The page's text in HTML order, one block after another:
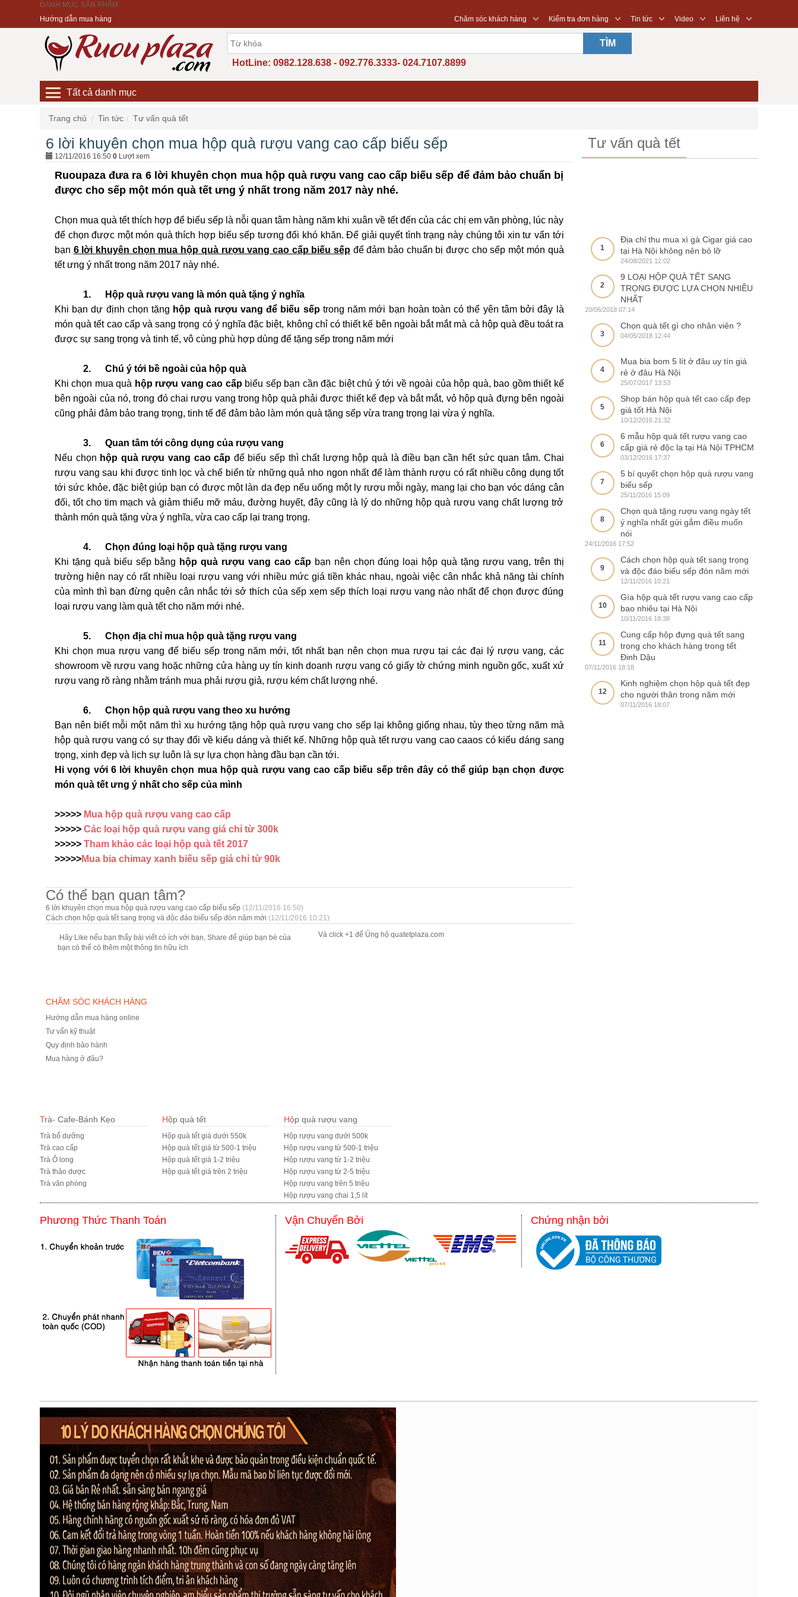
DANH MỤC SẢN PHẨM
Hướng dẫn mua hàng
◇
Chăm sóc khách hàng ◇
Kiểm tra đơn hàng ◇
Tin tức ◇
Video ◇
Liên hệ
TÌM
HotLine: 0982.128.638 - 092.776.3333- 024.7107.8899
Tất cả danh mục
Trang chủ Tin tức Tư vấn quà tết
6 lời khuyên chọn mua hộp quà rượu vang cao cấp biếu sếp
12/11/2016 16:50 0 Lượt xem
Ruoupaza đưa ra 6 lời khuyên chọn mua hộp quà rượu vang cao cấp biếu sếp để đảm bảo chuẩn bị
được cho sếp một món quà tết ưng ý nhất trong năm 2017 này nhé.
Chọn mua quà tết thích hợp để biếu sếp là nỗi quan tâm hàng năm khi xuân về tết đến của các chị em văn phòng, lúc này
để chọn được một món quà thích hợp biếu sếp tương đối khó khăn. Để giải quyết tình trạng này chúng tôi xin tư vấn tới
bạn 6 lời khuyên chọn mua hộp quà rượu vang cao cấp biếu sếpđể đảm bảo chuẩn bị được cho sếp một món quà
tết ưng ý nhất trong năm 2017 này nhé.
1. Hộp quà rượu vang là món quà tặng ý nghĩa
Khi bạn dự định chọn tặng hộp quà rượu vang để biếu sếptrong năm mới bạn hoàn toàn có thể yên tâm bởi đây là
món quà tết cao cấp và sang trọng có ý nghĩa đặc biệt, không chỉ có thiết kế bên ngoài bắt mắt mà cả hộp quà đều toát ra
được sự sang trọng và tinh tế, vô cùng phù hợp dùng để tặng sếp trong năm mới
2. Chú ý tới bề ngoài của hộp quà
Khi chọn mua quà hộp rượu vang cao cấpbiếu sếp bạn cần đặc biệt chú ý tới về ngoài của hộp quà, bao gồm thiết kế
bên ngoài của nó, trong đó chai rượu vang trong hộp quà phải được thiết kế đẹp và bắt mắt, vỏ hộp quà đựng bên ngoài
cũng phải đảm bảo trang trọng, tinh tế để đảm bảo làm món quà tặng sếp vừa trang trọng lại vừa ý nghĩa.
3. Quan tâm tới công dụng của rượu vang
Nếu chọn hộp quà rượu vang cao cấp để biếu sếp thì chất lượng hộp quà là điều bạn cần hết sức quan tâm. Chai
rượu vang sau khi được tinh lọc và chế biến từ những quả nho ngon nhất để làm thành rượu có rất nhiều công dụng tốt
tới sức khỏe, đặc biệt giúp bạn có được một làn da đẹp nếu uống một ly rượu mỗi ngày, mang lại cho bạn vóc dáng cân
đối, tốt cho tim mạch và giảm thiểu mỡ máu, đường huyết, đây cũng là lý do những hộp quà rượu vang chất lượng trở
thành món quà tặng vừa ý nghĩa, vừa cao cấp lại trang trọng.
4. Chọn đúng loại hộp quà tặng rượu vang
Khi tặng quà biếu sếp bằng hộp quà rượu vang cao cấpbạn nên chọn đúng loại hộp quà tặng rượu vang, trên thị
trường hiện nay có rất nhiều loại rượu vang với nhiều mức giá tiền khác nhau, ngoài việc cân nhắc khả năng tài chính
của mình thì bạn đừng quên cân nhắc tới sở thích của sếp xem sếp thích loại rượu vang nào nhất để chọn được đúng
loại rượu vang làm quà tết cho năm mới nhé.
5. Chọn địa chỉ mua hộp quà tặng rượu vang
Khi chọn mua rượu vang để biếu sếp trong năm mới, tốt nhất bạn nên chọn mua rượu tại các đại lý rượu vang, các
showroom về rượu vang hoặc những cửa hàng uy tín kinh doanh rượu vang có giấy tờ chứng minh nguồn gốc, xuất xứ
rượu vang rõ ràng nhằm tránh mua phải rượu giả, rượu kém chất lượng nhé.
6. Chọn hộp quà rượu vang theo xu hướng
Bạn nên biết mỗi một năm thì xu hướng tặng hộp quà rượu vang cho sếp lại không giống nhau, tùy theo từng năm mà
hộp quà rượu vang có sự thay đổi về kiểu dáng và thiết kế. Những hộp quà tết rượu vang cao caaos có kiểu dáng sang
trọng, xinh đẹp và lịch sự luôn là sự lựa chọn hàng đầu bạn cần tới.
Hi vọng với 6 lời khuyên chọn mua hộp quà rượu vang cao cấp biếu sếp trên đây có thể giúp bạn chọn được
món quà tết ưng ý nhất cho sếp của mình
>>>>> Mua hộp quà rượu vang cao cấp
>>>>> Các loại hộp quà rượu vang giá chỉ từ 300k
>>>>> Tham khảo các loại hộp quà tết 2017
>>>>>Mua bia chimay xanh biếu sếp giá chỉ từ 90k
Có thể bạn quan tâm?
6 lời khuyên chọn mua hộp quà rượu vang cao cấp biếu sếp (12/11/2016 16:50)
Cách chọn hộp quà tết sang trọng và độc đáo biếu sếp đón năm mới (12/11/2016 10:21)
Hãy Like nếu bạn thấy bài viết có ích với bạn, Share để giúp bạn bè của
bạn có thể có thêm một thông tin hữu ích
Và click +1 để Ủng hộ quatetplaza.com
Tư vấn quà tết
1
Địa chỉ thu mua xì gà Cigar giá cao
tại Hà Nội không nên bỏ lỡ
24/08/2021 12:02
2
9 LOẠI HỘP QUÀ TẾT SANG
TRỌNG ĐƯỢC LỰA CHỌN NHIỀU
NHẤT
20/06/2018 07:14
3
Chọn quà tết gì cho nhân viên ?
04/05/2018 12:44
4
Mua bia bom 5 lít ở đâu uy tín giá
rẻ ở đâu Hà Nội
25/07/2017 13:53
5
Shop bán hộp quà tết cao cấp đẹp
giá tốt Hà Nội
10/12/2016 21:32
6
6 mẫu hộp quà tết rượu vang cao
cấp giá rẻ độc lạ tại Hà Nội TPHCM
03/12/2016 17:37
7
5 bí quyết chọn hộp quà rượu vang
biếu sếp
25/11/2016 15:09
8
Chọn quà tặng rượu vang ngày tết
ý nghĩa nhất gửi gắm điều muốn
nói
24/11/2016 17:52
9
Cách chọn hộp quà tết sang trọng
và độc đáo biếu sếp đón năm mới
12/11/2016 10:21
10
Gía hộp quà tết rượu vang cao cấp
bao nhiêu tại Hà Nội
10/11/2016 18:38
11
Cung cấp hộp đựng quà tết sang
trọng cho khách hàng trong tết
Đinh Dậu
07/11/2016 18:18
12
Kinh nghiệm chọn hộp quà tết đẹp
cho người thân trong năm mới
07/11/2016 18:07
CHĂM SÓC KHÁCH HÀNG
Hướng dẫn mua hàng online
Tư vấn kỹ thuật
Quy định bảo hành
Mua hàng ở đâu?
Trà- Cafe-Bánh Kẹo
Trà bổ dưỡng
Trà cao cấp
Trà Ô long
Trà thảo dược
Trà văn phòng
Hộp quà tết
Hộp quà tết giá dưới 550k
Hộp quà tết giá từ 500-1 triệu
Hộp quà tết giá 1-2 triệu
Hộp quà tết giá trên 2 triệu
Hộp quà rượu vang
Hộp rượu vang dưới 500k
Hộp rượu vang từ 500-1 triệu
Hộp rượu vang từ 1-2 triệu
Hộp rượu vang từ 2-5 triệu
Hộp rượu vang trên 5 triệu
Hộp rượu vang chai 1,5 lít
Phương Thức Thanh Toán Vận Chuyển Bởi Chứng nhận bởi